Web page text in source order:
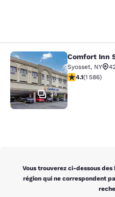
Comfort Inn
34
Comfort Inn
Syosset, NY
4.11 étoiles.
4.1(1 586)
Vous trouverez ci-dessous
région qui ne correspondent